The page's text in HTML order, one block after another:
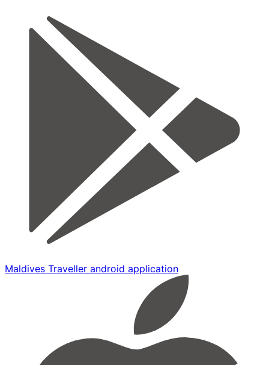
Maldives Traveller android application